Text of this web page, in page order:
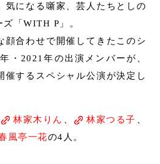
になる噺家、芸人たちとしの
「WITH P」。
顔合わせで開催してきたこのシ
・2021年の出演メンバーが、
催するスペシャル公演が決定し
林家木りん 、 林家つる子
風亭一花の4人。